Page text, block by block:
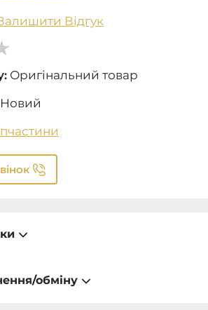
Відгук
Оригінальний товар
Новий
обміну